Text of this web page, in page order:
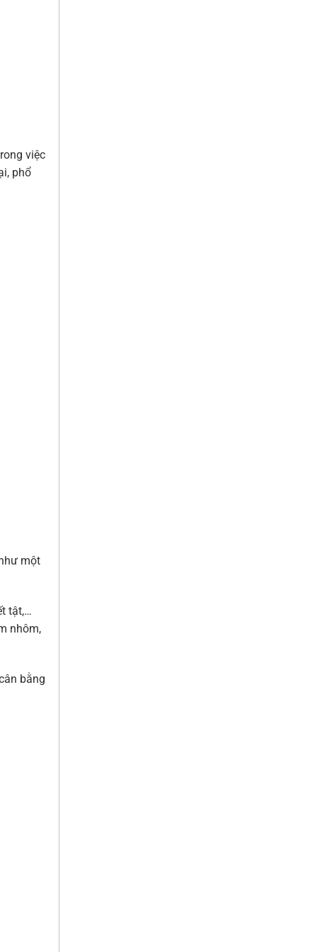
việc
phổ
một
tật,…
nhôm,
bằng